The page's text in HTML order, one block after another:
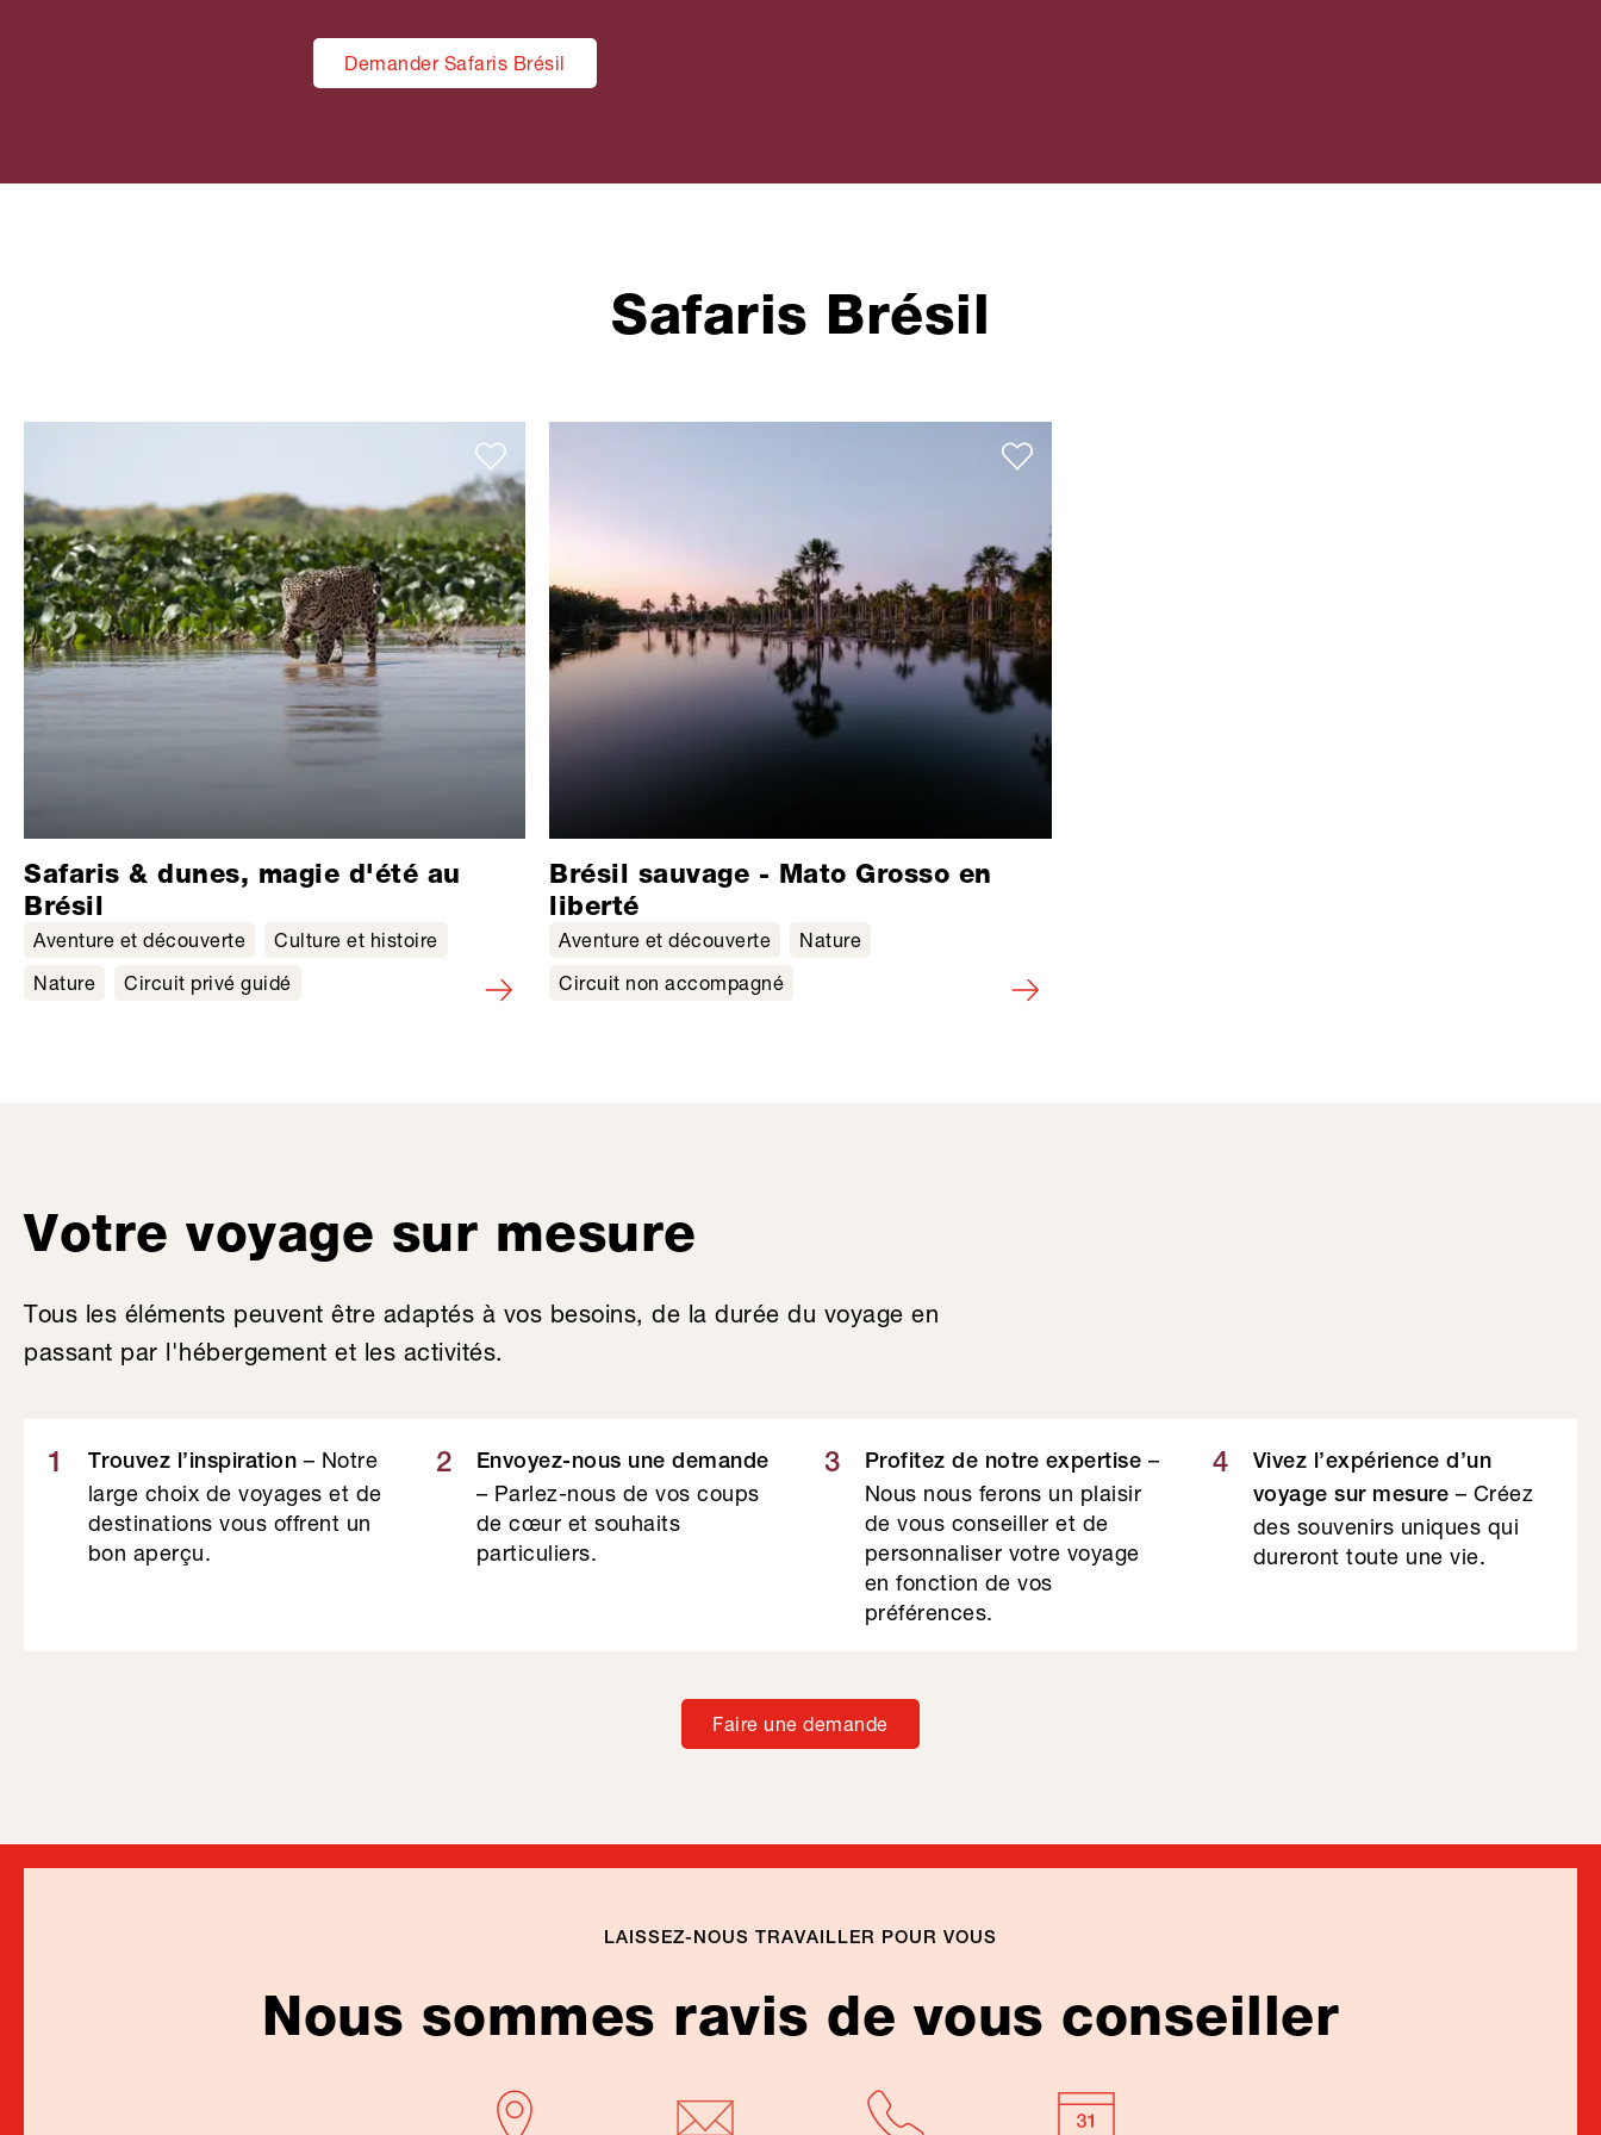
Demander Safaris Brésil
Safaris Brésil
Safaris & dunes, magie d'été au
Brésil
Aventure et découverte
Culture et histoire
Nature
Circuit privé guidé
Brésil sauvage - Mato Grosso en
liberté
Aventure et découverte
Nature
Circuit non accompagné
Votre voyage sur mesure
Tous les éléments peuvent être adaptés à vos besoins, de la durée du voyage en
passant par l'hébergement et les activités.
1 Trouvez l’inspiration – Notre
large choix de voyages et de
destinations vous offrent un
bon aperçu.
2 Envoyez-nous une demande
– Parlez-nous de vos coups
de cœur et souhaits
particuliers.
3 Profitez de notre expertise –
Nous nous ferons un plaisir
de vous conseiller et de
personnaliser votre voyage
en fonction de vos
préférences.
4
Vivez l’expérience d’un
voyage sur mesure – Créez
des souvenirs uniques qui
dureront toute une vie.
Faire une demande
LAISSEZ-NOUS TRAVAILLER POUR VOUS
Nous sommes ravis de vous conseiller